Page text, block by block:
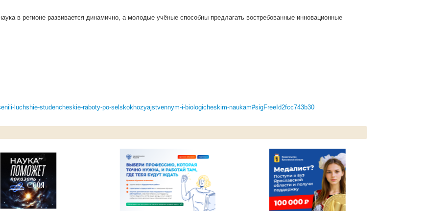
в регионе развивается динамично, а молодые учёные способны предлагать востребованные инновационные
luchshie-studencheskie-raboty-po-selskokhozyajstvennym-i-biologicheskim-naukam#sigFreeId2fcc743b30